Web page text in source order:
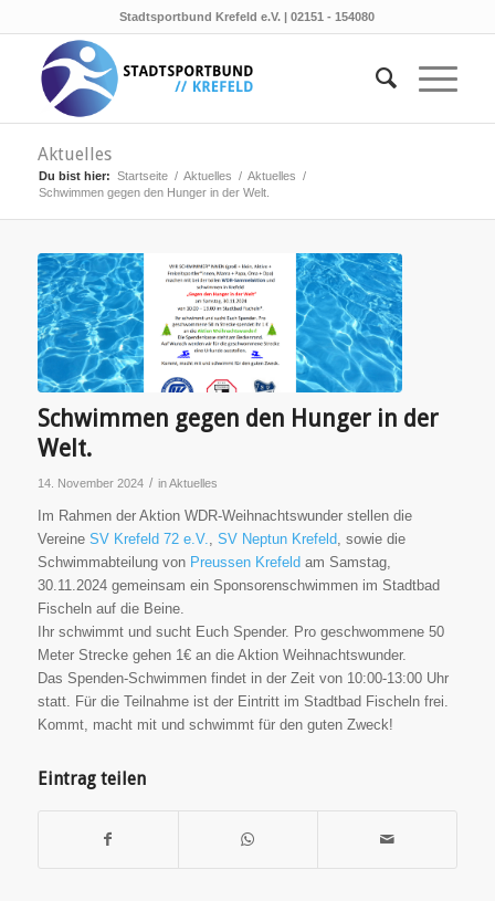
Stadtsportbund Krefeld e.V. | 02151 - 154080
Aktuelles
Du bist hier: Startseite / Aktuelles / Aktuelles /
Schwimmen gegen den Hunger in der Welt.
Schwimmen gegen den Hunger in der
Welt.
14. November 2024 / inAktuelles
Im Rahmen der Aktion WDR-Weihnachtswunder stellen die
Vereine SV Krefeld 72 e.V. SV Neptun Krefeld, sowie die
Schwimmabteilung von Preussen Krefeldam Samstag,
30.11.2024 gemeinsam ein Sponsorenschwimmen im Stadtbad
Fischeln auf die Beine.
Ihr schwimmt und sucht Euch Spender. Pro geschwommene 50
Meter Strecke gehen 1€ an die Aktion Weihnachtswunder.
Das Spenden-Schwimmen findet in der Zeit von 10:00-13:00 Uhr
statt. Für die Teilnahme ist der Eintritt im Stadtbad Fischeln frei.
Kommt, macht mit und schwimmt für den guten Zweck!
Eintrag teilen